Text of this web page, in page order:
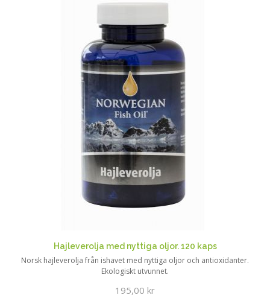
Hajleverolja med nyttiga oljor. 120 kaps
Norsk hajleverolja från ishavet med nyttiga oljor och antioxidanter.
Ekologiskt utvunnet.
195,00 kr